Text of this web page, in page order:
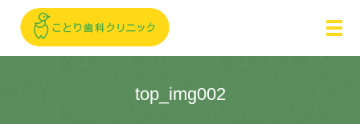
メ
top_img002